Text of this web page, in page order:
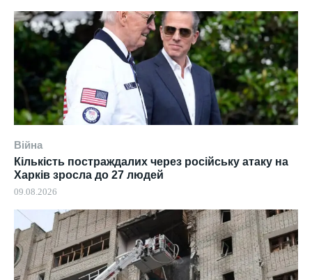
Війна
Кількість постраждалих через російську атаку на
Харків зросла до 27 людей
09.08.2026